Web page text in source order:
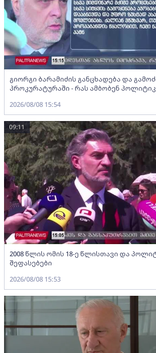
გიორგი ბარამიძის განცხადება და
პროკურატურაში - რას ამბობენ
2026/08/08 15:54
2008 წლის ომის 18-ე წლისთავი და
შეფასებები
09:11
2026/08/08 15:53